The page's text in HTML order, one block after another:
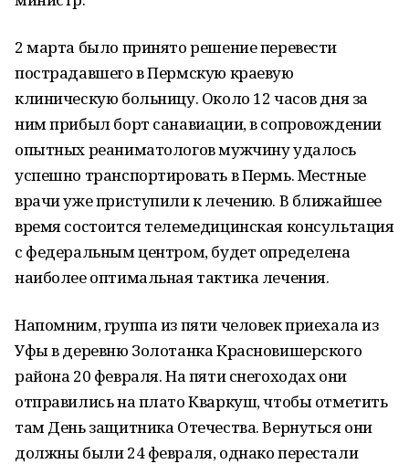
2 марта было принято решение перевести
пострадавшего в Пермскую краевую
клиническую больницу. Около 12 часов дня за
ним прибыл борт санавиации, в сопровождении
опытных реаниматологов мужчину удалось
успешно транспортировать в Пермь. Местные
врачи уже приступили к лечению. В ближайшее
время состоится телемедицинская консультация
с федеральным центром, будет определена
наиболее оптимальная тактика лечения.
Напомним, группа из пяти человек приехала из
Уфы в деревню Золотанка Красновишерского
района 20 февраля. На пяти снегоходах они
отправились на плато Кваркуш, чтобы отметить
там День защитника Отечества. Вернуться они
должны были 24 февраля, однако перестали